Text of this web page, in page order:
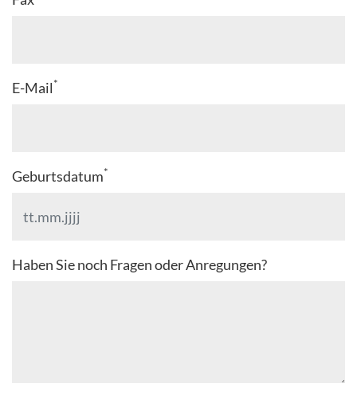
E-Mail*
Geburtsdatum*
Haben Sie noch Fragen oder Anregungen?